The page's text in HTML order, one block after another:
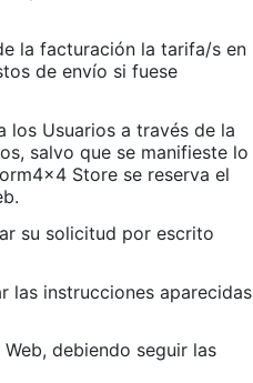
la facturación la tarifa/s en
de envío si fuese
los Usuarios a través de la
salvo que se manifieste lo
Store se reserva el
su solicitud por escrito
las instrucciones aparecidas
debiendo seguir las